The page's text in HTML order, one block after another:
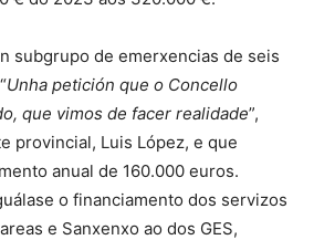
subgrupo de emerxencias de seis
Unha petición que o Concello
que vimos de facer realidade”,
provincial, Luis López, e que
anual de 160.000 euros.
o financiamento dos servizos
e Sanxenxo ao dos GES,